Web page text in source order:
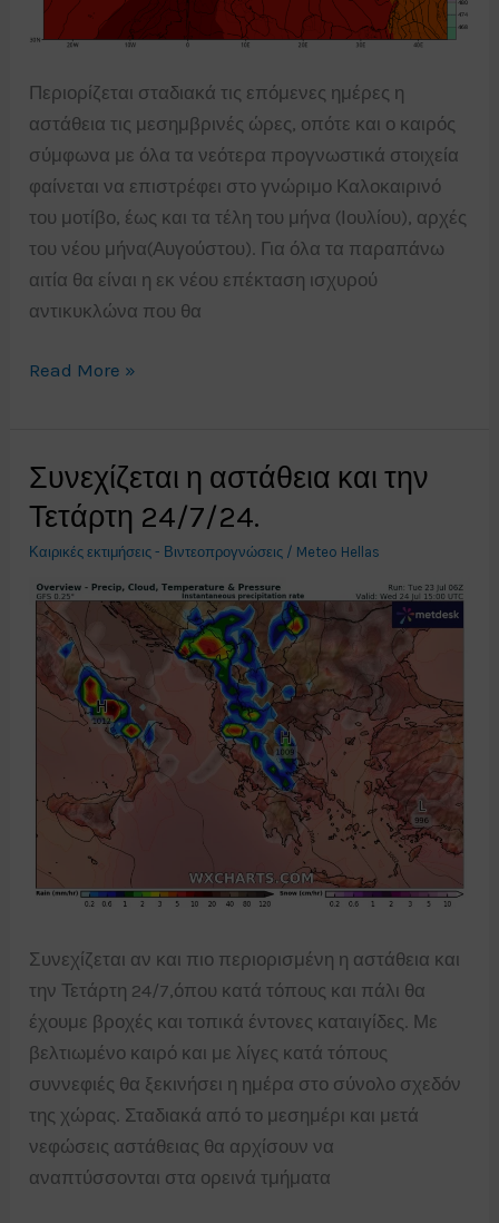
Περιορίζεται σταδιακά τις επόμενες ημέρες η
αστάθεια τις μεσημβρινές ώρες, οπότε και ο καιρός
σύμφωνα με όλα τα νεότερα προγνωστικά στοιχεία
φαίνεται να επιστρέφει στο γνώριμο Καλοκαιρινό
του μοτίβο, έως και τα τέλη του μήνα (Ιουλίου), αρχές
του νέου μήνα(Αυγούστου). Για όλα τα παραπάνω
αιτία θα είναι η εκ νέου επέκταση ισχυρού
αντικυκλώνα που θα
Μεσοπρόθεσμος
καιρού,
τι
μας
επιφυλάσσει
η
συνέχεια;
Read More »
Συνεχίζεται η αστάθεια και την
Τετάρτη 24/7/24.
Καιρικές εκτιμήσεις - Βιντεοπρογνώσεις / Meteo Hellas
Συνεχίζεται αν και πιο περιορισμένη η αστάθεια και
την Τετάρτη 24/7,όπου κατά τόπους και πάλι θα
έχουμε βροχές και τοπικά έντονες καταιγίδες. Με
βελτιωμένο καιρό και με λίγες κατά τόπους
συννεφιές θα ξεκινήσει η ημέρα στο σύνολο σχεδόν
της χώρας. Σταδιακά από το μεσημέρι και μετά
νεφώσεις αστάθειας θα αρχίσουν να
αναπτύσσονται στα ορεινά τμήματα